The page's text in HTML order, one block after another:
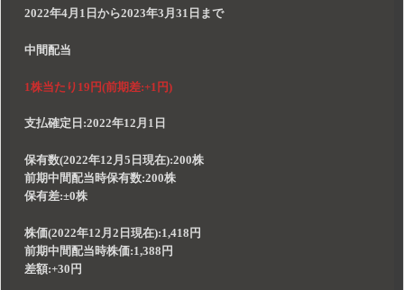
2022年4月1日から2023年3月31日まで
中間配当
1株当たり19円(前期差:+1円)
支払確定日:2022年12月1日
保有数(2022年12月5日現在):200株
前期中間配当時保有数:200株
保有差:±0株
株価(2022年12月2日現在):1,418円
前期中間配当時株価:1,388円
差額:+30円